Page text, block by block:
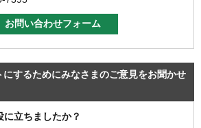
にするためにみなさまのご意見をお聞かせ
立ちましたか？